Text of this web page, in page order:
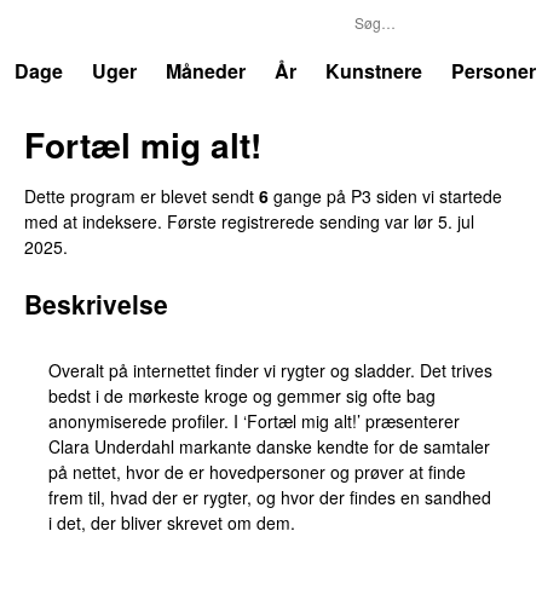
Dage
Uger Måneder År Kunstnere Personer
Fortæl mig alt!
Dette program er blevet sendt 6 gange på P3 siden vi startede
med at indeksere. Første registrerede sending var lør 5. jul
2025.
Beskrivelse
Overalt på internettet finder vi rygter og sladder. Det trives
bedst i de mørkeste kroge og gemmer sig ofte bag
anonymiserede profiler. I ‘Fortæl mig alt!’ præsenterer
Clara Underdahl markante danske kendte for de samtaler
på nettet, hvor de er hovedpersoner og prøver at finde
frem til, hvad der er rygter, og hvor der findes en sandhed
i det, der bliver skrevet om dem.